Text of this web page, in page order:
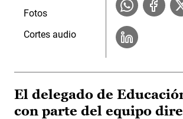
Fotos
Cortes audio
El delegado de
con parte del equipo